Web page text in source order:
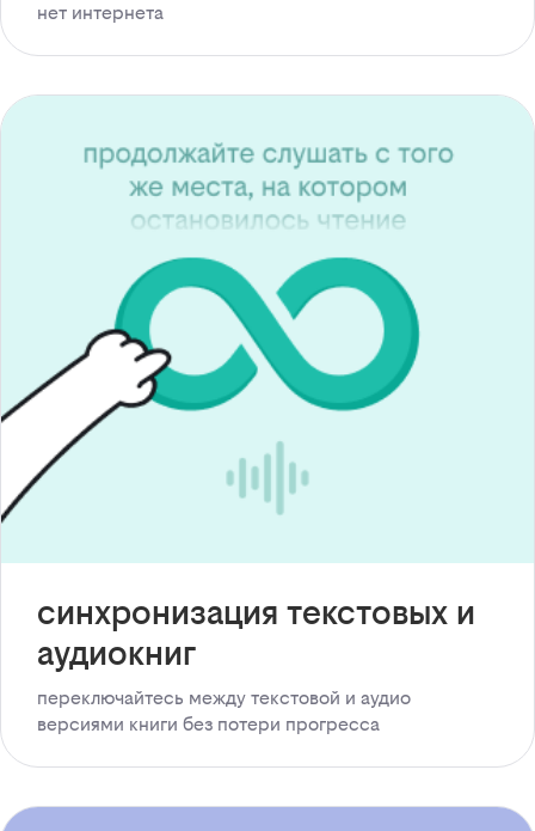
нет интернета
синхронизация текстовых и
аудиокниг
переключайтесь между текстовой и аудио
версиями книги без потери прогресса